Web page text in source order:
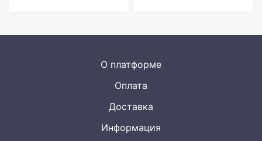
О платформе
Оплата
Доставка
Информация